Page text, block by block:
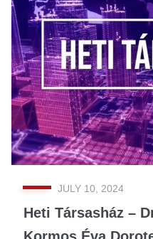
JULY 10, 2024
Heti Társasház –